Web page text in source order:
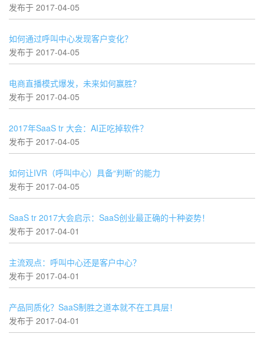
发布于 2017-04-05
如何通过呼叫中心发现客户变化？
发布于 2017-04-05
电商直播模式爆发，未来如何赢胜？
发布于 2017-04-05
2017年SaaS tr 大会：AI正吃掉软件？
发布于 2017-04-05
如何让IVR（呼叫中心）具备“判断”的能力
发布于 2017-04-05
SaaS tr 2017大会启示：SaaS创业最正确的十种姿势！
发布于 2017-04-01
主流观点：呼叫中心还是客户中心？
发布于 2017-04-01
产品同质化？SaaS制胜之道本就不在工具层！
发布于 2017-04-01